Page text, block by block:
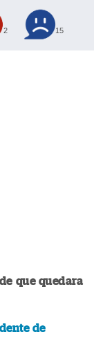
2 15
que quedara
de